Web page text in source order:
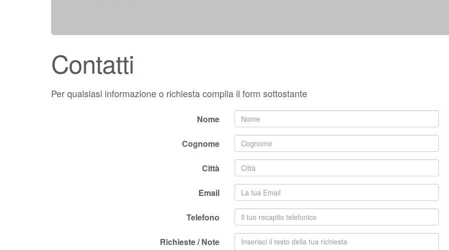
Contatti
Per qualsiasi informazione o richiesta compila il form sottostante
Nome
Cognome
Città
Email
Telefono
Richieste / Note